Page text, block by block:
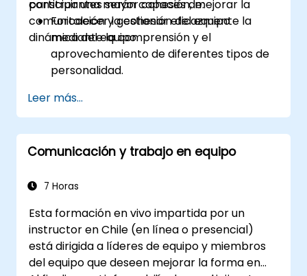
construir una mayor cohesión, mejorar la
comunicación y gestionar eficazmente la
dinámica del equipo.
participantes serán capaces de:
Fortalecer la cohesión del equipo
mediante la comprensión y el
aprovechamiento de diferentes tipos de
personalidad.
diversas.
Mejorar la comunicación en el equipo y la
gestión de conflictos.
Fomentar la seguridad psicológica y la
Leer más...
Comunicación y trabajo en equipo
7 Horas
Esta formación en vivo impartida por un
instructor en Chile (en línea o presencial)
está dirigida a líderes de equipo y miembros
del equipo que deseen mejorar la forma en